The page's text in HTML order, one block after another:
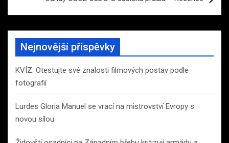
Nejnovější příspěvky
KVÍZ: Otestujte své znalosti filmových postav podle
fotografií
Lurdes Gloria Manuel se vrací na mistrovství Evropy s
novou sílou